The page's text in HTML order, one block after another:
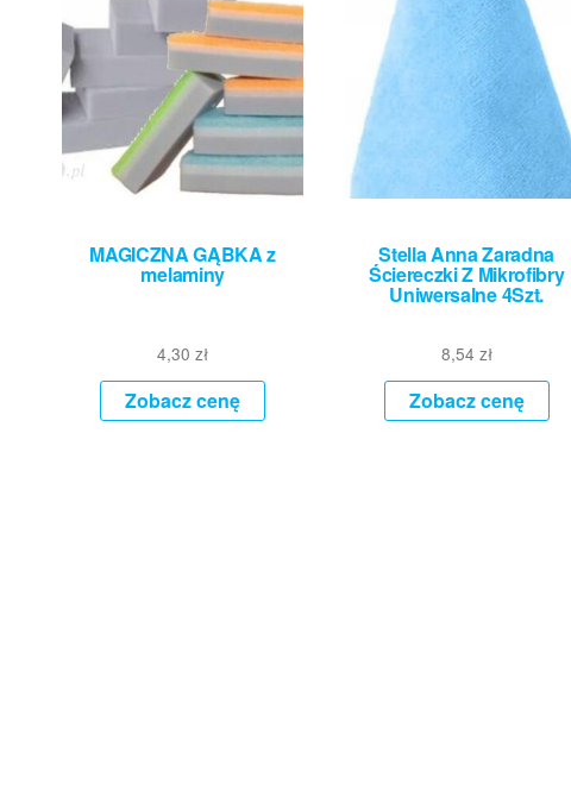
MAGICZNA GĄBKA z
melaminy
4,30zł
Zobacz cenę
Stella Anna Zaradna
Ściereczki Z Mikrofibry
Uniwersalne 4Szt.
8,54 zł
Zobacz cenę